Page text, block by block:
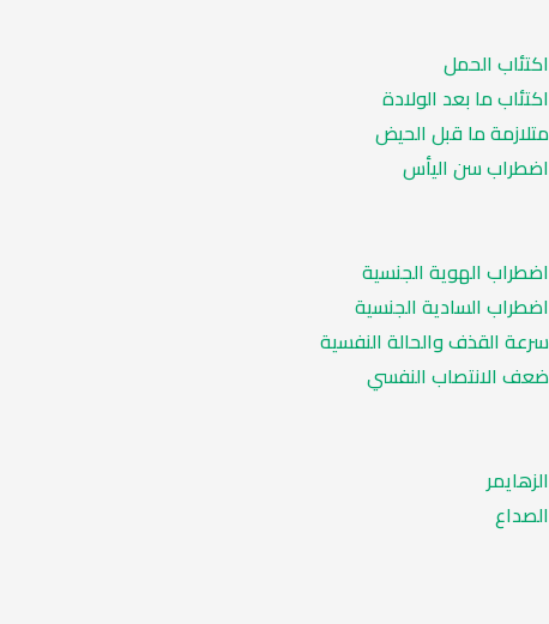
اكتئاب الحمل
اكتئاب ما بعد الولادة
متلازمة ما قبل الحيض
اضطراب سن اليأس
اضطراب الهوية الجنسية
اضطراب السادية الجنسية
سرعة القذف والحالة النفسية
ضعف الانتصاب النفسي
الزهايمر
الصداع